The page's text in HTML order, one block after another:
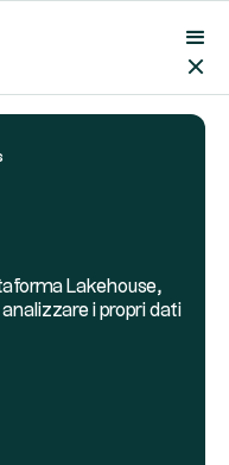
Lakehouse,
i propri dati